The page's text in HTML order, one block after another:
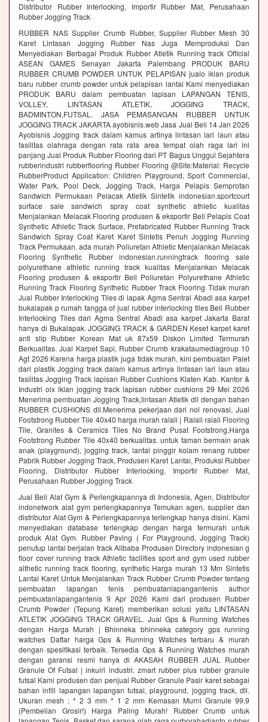
Distributor Rubber Interlocking, Importir Rubber Mat, Perusahaan
Rubber Jogging Track
RUBBER NAS Supplier Crumb Rubber, Supplier Rubber Mesh 30
Karet Lintasan Jogging Rubber Nas Juga Memproduksi Dan
Menyediakan Berbagai Produk Rubber Atletik Running track Official
ASEAN GAMES Senayan Jakarta Palembang PRODUK BARU
RUBBER CRUMB POWDER UNTUK PELAPISAN jualo iklan produk
baru rubber crumb powder untuk pelapisan lantai Kami menyediakan
PRODUK BARU dalam pembuatan lapisan LAPANGAN TENIS,
VOLLEY, LINTASAN ATLETIK, JOGGING TRACK,
BADMINTON,FUTSAL. JASA PEMASANGAN RUBBER UNTUK
JOGGING TRACK JAKARTA ayobisnis.web Jasa Jual Beli 14 Jan 2026
Ayobisnis Jogging track dalam kamus artinya lintasan lari laun atau
fasilitas olahraga dengan rata rata area tempat olah raga lari ini
panjang Jual Produk Rubber Flooring dari PT Bagus Unggul Sejahtera
rubberindustri rubberflooring Rubber Flooring @Site:Material: Recycle
RubberProduct Application: Children Playground, Sport Commercial,
Water Park, Pool Deck, Jogging Track, Harga Pelapis Semprotan
Sandwich Permukaan Pelacak Atletik Sintetik indonesian.sportcourt
surface sale sandwich spray coat synthetic athletic kualitas
Menjalankan Melacak Flooring produsen & eksportir Beli Pelapis Coat
Synthetic Athletic Track Surface, Prefabricated Rubber Running Track
Sandwich Spray Coat Karet Karet Sintetis Penuh Jogging Running
Track Permukaan. ada murah Poliuretan Athletic Menjalankan Melacak
Flooring Synthetic Rubber indonesian.runningtrack flooring sale
polyurethane athletic running track kualitas Menjalankan Melacak
Flooring produsen & eksportir Beli Poliuretan Polyurethane Athletic
Running Track Flooring Synthetic Rubber Track Flooring Tidak murah
Jual Rubber Interlocking Tiles di lapak Agma Sentral Abadi asa karpet
bukalapak p rumah tangga of jual rubber interlocking tiles Beli Rubber
Interlocking Tiles dari Agma Sentral Abadi asa karpet Jakarta Barat
hanya di Bukalapak. JOGGING TRACK & GARDEN Keset karpet karet
anti slip Rubber Korean Mat uk 87x59 Diskon Limited Termurah
Berkualitas. Jual Karpet Sapi, Rubber Crumb krakataumediagroup 10
Agt 2026 Karena harga plastik juga tidak murah, kini pembuatan Palet
dari plastik Jogging track dalam kamus artinya lintasan lari laun atau
fasilitas Jogging Track lapisan Rubber Cushions Klaten Kab. Kantor &
Industri olx iklan jogging track lapisan rubber cushions 29 Mei 2026
Menerima pembuatan Jogging Track,lintasan Atletik dll dengan bahan
RUBBER CUSHIONS dll.Menerima pekerjaan dari nol renovasi, Jual
Footstrong Rubber Tile 40x40 harga murah ralali | Ralali ralali Flooring
Tile, Granites & Ceramics Tiles No Brand Pusat Footstrong,Harga
Footstrong Rubber Tile 40x40 berkualitas. untuk taman bermain anak
anak (playground), jogging track, lantai pinggir kolam renang rubber
Pabrik Rubber Jogging Track, Produsen Karet Lantai, Produksi Rubber
Flooring, Distributor Rubber Interlocking, Importir Rubber Mat,
Perusahaan Rubber Jogging Track
Jual Beli Alat Gym & Perlengkapannya di Indonesia, Agen, Distributor
indonetwork alat gym perlengkapannya Temukan agen, supplier dan
distributor Alat Gym & Perlengkapannya terlengkap hanya disini. Kami
menyediakan database terlengkap dengan harga termurah untuk
produk Alat Gym. Rubber Paving ( For Playground, Jogging Track)
penutup lantai berjalan track Alibaba Produsen Directory indonesian g
floor cover running track Athletic facilities sport and gym used rubber
althetic running track flooring, synthetic Harga murah 13 Mm Sintetis
Lantai Karet Untuk Menjalankan Track Rubber Crumb Powder tentang
pembuatan lapangan tenis pembuatanlapangantenis author
pembuatanlapangantenis 9 Apr 2026 Kami dari produsen Rubber
Crumb Powder (Tepung Karet) memberikan solusi yaitu LINTASAN
ATLETIK JOGGING TRACK GRAVEL. Jual Gps & Running Watches
dengan Harga Murah | Bhinneka bhinneka category gps running
watches Daftar harga Gps & Running Watches terbaru & murah
dengan spesifikasi terbaik. Tersedia Gps & Running Watches murah
dengan garansi resmi hanya di AKASAH RUBBER JUAL Rubber
Granule Of Futsal | inkuiri industri. zmart rubber plus rubber granule
futsal Kami produsen dan penjual Rubber Granule Pasir karet sebagai
bahan infill lapangan lapangan futsal, playground, jogging track, dll.
Ukuran mesh : * 2 3 mm * 1 2 mm Kemasan Murni Granule 99,9
(Pembelian Grosir!) Harga Paling Murah! Rubber Crumb untuk